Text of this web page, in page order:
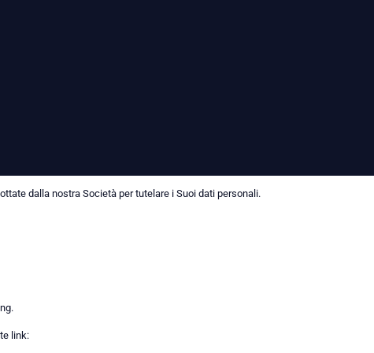
dalla nostra Società per tutelare i Suoi dati personali.
link: